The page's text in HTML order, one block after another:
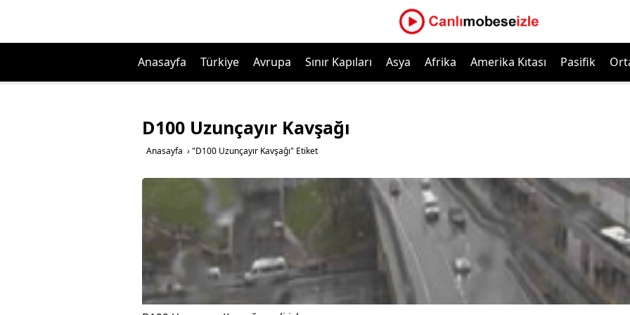
Anasayfa Türkiye Avrupa Sınır Kapıları Asya Afrika Amerika Kıtası Pasifik
D100 Uzunçayır Kavşağı
Anasayfa › "D100 Uzunçayır Kavşağı" Etiket